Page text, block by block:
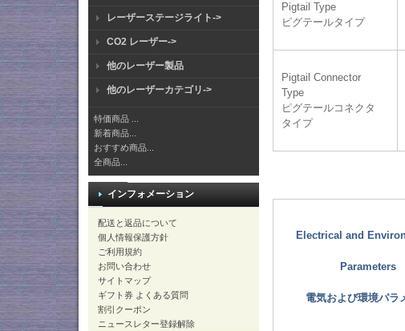
レーザーステージライト->
CO2 レーザー->
他のレーザー製品
他のレーザーカテゴリ->
特価商品 ...
新着商品...
おすすめ商品...
全商品...
インフォメーション
配送と返品について
個人情報保護方針
ご利用規約
お問い合わせ
サイトマップ
ギフト券 よくある質問
割引クーポン
ニュースレター登録解除
Pigtail Type
ピグテールタイプ
Pigtail Connector
Type
ピグテールコネクタ
タイプ
Electrical and
Parameters
電気および環境パラ